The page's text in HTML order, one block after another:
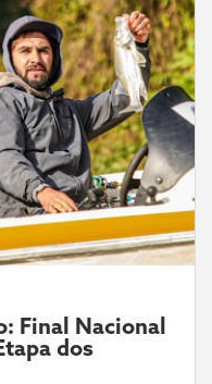
Final Nacional
dos